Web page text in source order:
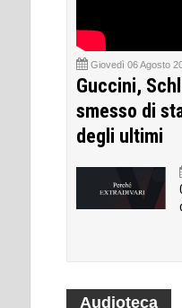
Giovedì 06 Agosto
Guccini,
smesso di
degli ultimi
Audioteca